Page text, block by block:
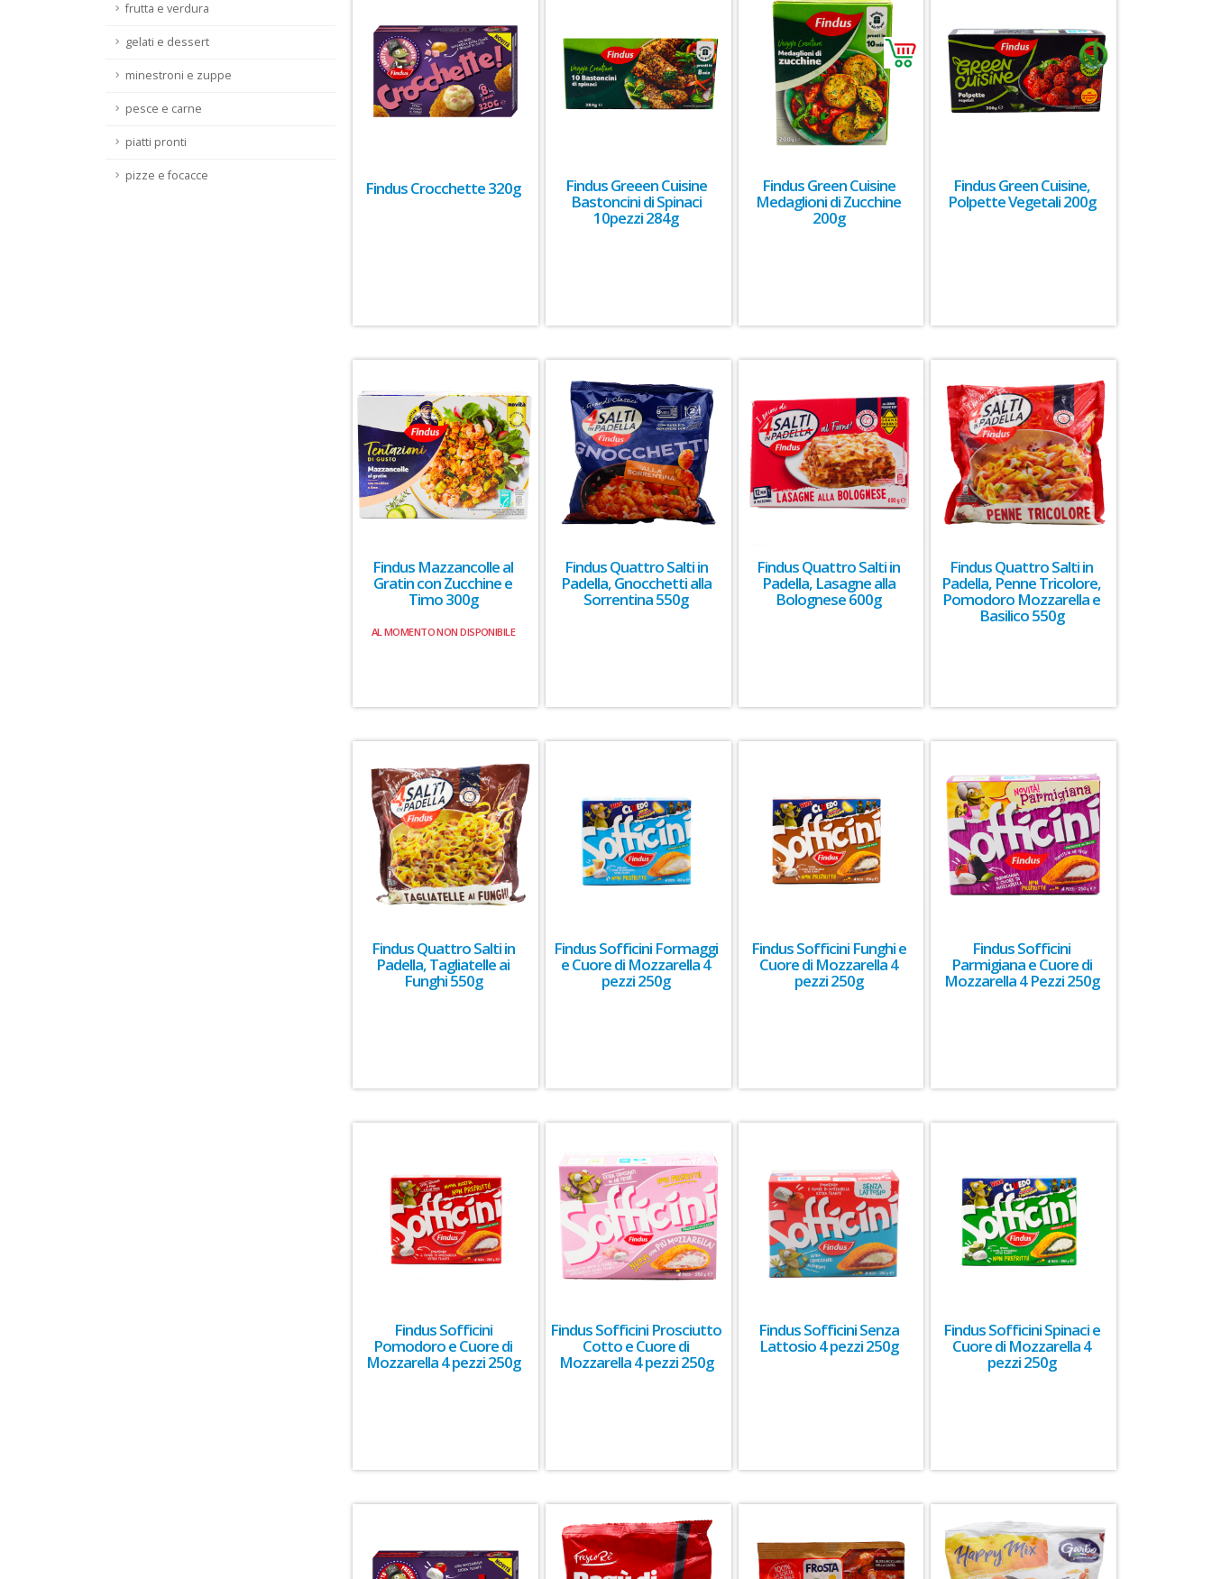
frutta e verdura
gelati e dessert
minestroni e zuppe
pesce e carne
piatti pronti
pizze e focacce
Findus Crocchette 320g Findus Greeen Cuisine
Bastoncini di Spinaci
10pezzi 284g
Findus Green Cuisine
Medaglioni di Zucchine
200g
Findus Green Cuisine,
Polpette Vegetali 200g
Findus Mazzancolle al
Gratin con Zucchine e
Timo 300g
AL MOMENTO NON DISPONIBILE
Findus Quattro Salti in
Padella, Gnocchetti alla
Sorrentina 550g
Findus Quattro Salti in
Padella, Lasagne alla
Bolognese 600g
Findus Quattro Salti in
Padella, Penne Tricolore,
Pomodoro Mozzarella e
Basilico 550g
Findus Quattro Salti in
Padella, Tagliatelle ai
Funghi 550g
Findus Sofficini Formaggi
e Cuore di Mozzarella 4
pezzi 250g
Findus Sofficini Funghi e
Cuore di Mozzarella 4
pezzi 250g
Findus Sofficini
Parmigiana e Cuore di
Mozzarella 4 Pezzi 250g
Findus Sofficini
Pomodoro e Cuore di
Mozzarella 4 pezzi 250g
Findus Sofficini Prosciutto
Cotto e Cuore di
Mozzarella 4 pezzi 250g
Findus Sofficini Senza
Lattosio 4 pezzi 250g
Findus Sofficini Spinaci e
Cuore di Mozzarella 4
pezzi 250g